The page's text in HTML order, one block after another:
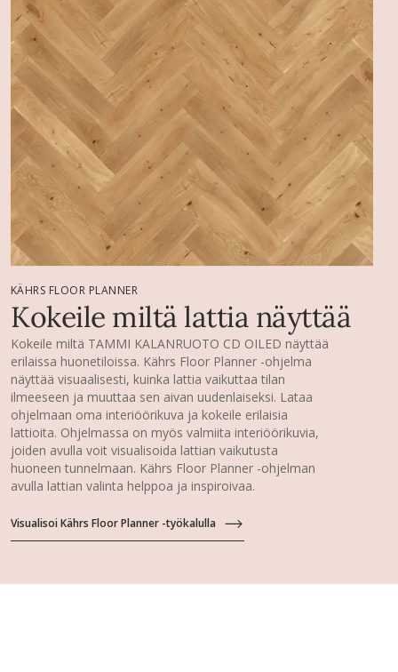
KÄHRS FLOOR PLANNER
Kokeile miltä lattia näyttää
Kokeile miltä TAMMI KALANRUOTO CD OILED näyttää
erilaissa huonetiloissa. Kährs Floor Planner -ohjelma
näyttää visuaalisesti, kuinka lattia vaikuttaa tilan
ilmeeseen ja muuttaa sen aivan uudenlaiseksi. Lataa
ohjelmaan oma interiöörikuva ja kokeile erilaisia
lattioita. Ohjelmassa on myös valmiita interiöörikuvia,
joiden avulla voit visualisoida lattian vaikutusta
huoneen tunnelmaan. Kährs Floor Planner -ohjelman
avulla lattian valinta helppoa ja inspiroivaa.
Visualisoi Kährs Floor Planner -työkalulla